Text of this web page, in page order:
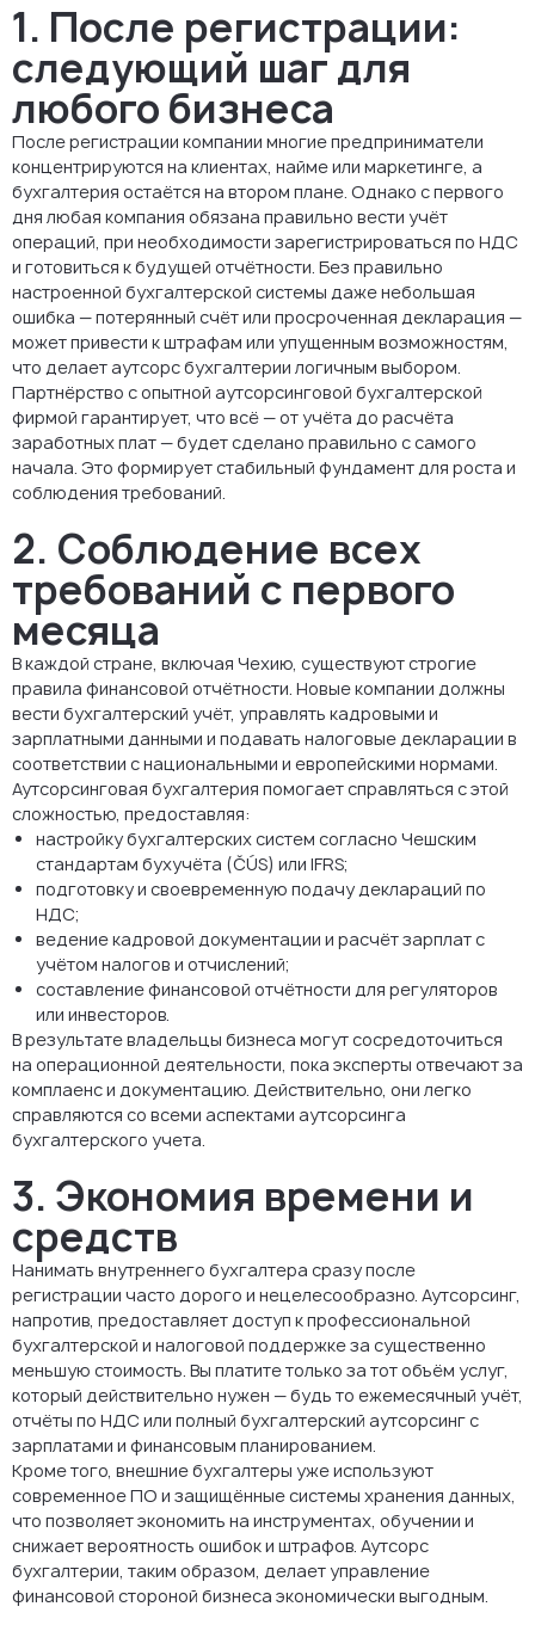
1. После регистрации:
следующий шаг для
любого бизнеса
После регистрации компании многие предприниматели
концентрируются на клиентах, найме или маркетинге, а
бухгалтерия остаётся на втором плане. Однако с первого
дня любая компания обязана правильно вести учёт
операций, при необходимости зарегистрироваться по НДС
и готовиться к будущей отчётности. Без правильно
настроенной бухгалтерской системы даже небольшая
ошибка — потерянный счёт или просроченная декларация —
может привести к штрафам или упущенным возможностям,
что делает аутсорс бухгалтерии логичным выбором.
Партнёрство с опытной аутсорсинговой бухгалтерской
фирмой гарантирует, что всё — от учёта до расчёта
заработных плат — будет сделано правильно с самого
начала. Это формирует стабильный фундамент для роста и
соблюдения требований.
2. Соблюдение всех
требований с первого
месяца
В каждой стране, включая Чехию, существуют строгие
правила финансовой отчётности. Новые компании должны
вести бухгалтерский учёт, управлять кадровыми и
зарплатными данными и подавать налоговые декларации в
соответствии с национальными и европейскими нормами.
Аутсорсинговая бухгалтерия помогает справляться с этой
сложностью, предоставляя:
настройку бухгалтерских систем согласно Чешским
стандартам бухучёта (ČÚS) или IFRS;
подготовку и своевременную подачу деклараций по
НДС;
ведение кадровой документации и расчёт зарплат с
учётом налогов и отчислений;
составление финансовой отчётности для регуляторов
или инвесторов.
В результате владельцы бизнеса могут сосредоточиться
на операционной деятельности, пока эксперты отвечают за
комплаенс и документацию. Действительно, они легко
справляются со всеми аспектами аутсорсинга
бухгалтерского учета.
3. Экономия времени и
средств
Нанимать внутреннего бухгалтера сразу после
регистрации часто дорого и нецелесообразно. Аутсорсинг,
напротив, предоставляет доступ к профессиональной
бухгалтерской и налоговой поддержке за существенно
меньшую стоимость. Вы платите только за тот объём услуг,
который действительно нужен — будь то ежемесячный учёт,
отчёты по НДС или полный бухгалтерский аутсорсинг с
зарплатами и финансовым планированием.
Кроме того, внешние бухгалтеры уже используют
современное ПО и защищённые системы хранения данных,
что позволяет экономить на инструментах, обучении и
снижает вероятность ошибок и штрафов. Аутсорс
бухгалтерии, таким образом, делает управление
финансовой стороной бизнеса экономически выгодным.